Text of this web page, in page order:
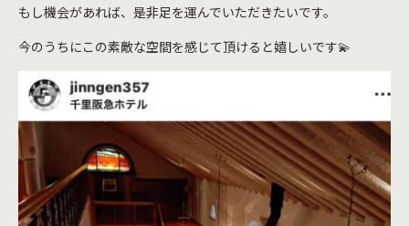
もし機会があれば、是非足を運んでいただきたいです。
今のうちにこの素敵な空間を感じて頂けると嬉しいです💫